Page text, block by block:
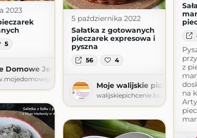
z
na
2023
5
Domowe Jedzenie czyli pyszna domowa kuchnia
5 października 2022
Sałatka z gotowanych
pieczarek expresowa i
pyszna
56 4
Moje walijskie pichcenie
walijskiepichcenie.blogspot.com